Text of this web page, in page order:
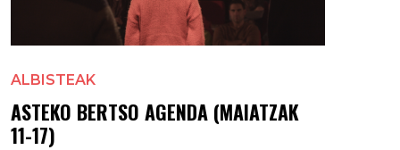
ALBISTEAK
ASTEKO BERTSO AGENDA (MAIATZAK
11-17)